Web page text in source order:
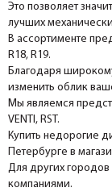
Это позволяет
лучших
В ассортименте
R18, R19.
Благодаря
изменить облик
Мы являемся
VENTI, RST.
Купить недорогие
Петербурге в
Для других городов
компаниями.